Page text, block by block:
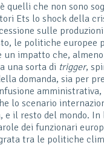
quelli che non sono
Ets lo shock della
sulle
le politiche europee
impatto che,
una sorta di trigger,
domanda, sia per
lo scenario
e il resto del mondo.
dei funzionari
tra le politiche